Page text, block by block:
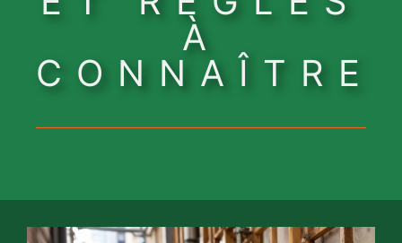
À
CONNAÎTRE